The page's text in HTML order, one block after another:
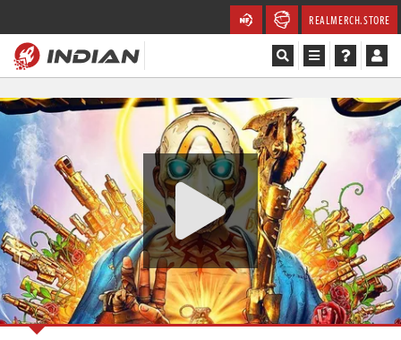
REALMERCH.STORE
Magazín
Recenze
Videa
Soutěže
Databáze
Komunita